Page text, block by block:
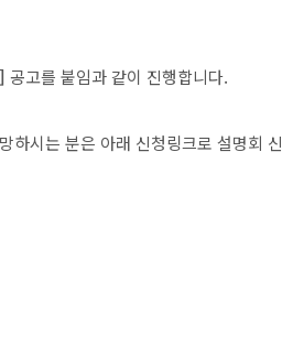
공고를 붙임과 같이 진행합니다.
하시는 분은 아래 신청링크로 설명회 신